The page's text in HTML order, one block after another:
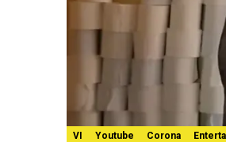
VI Youtube Corona